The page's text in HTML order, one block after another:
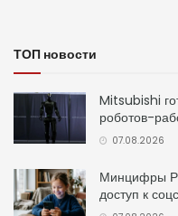
ТОП новости
Mitsubishi
роботов-
07.08.2026
Минцифры
доступ к